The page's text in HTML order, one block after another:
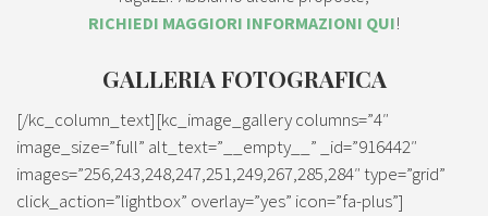
RICHIEDI MAGGIORI INFORMAZIONI QUI!
GALLERIA FOTOGRAFICA
[/kc_column_text][kc_image_gallery columns=”4″
image_size=”full” alt_text=”__empty__” _id=”916442″
images=”256,243,248,247,251,249,267,285,284″ type=”grid”
click_action=”lightbox” overlay=”yes” icon=”fa-plus”]